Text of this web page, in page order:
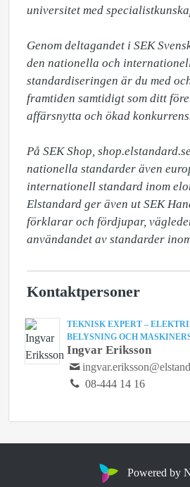
universitet med
Genom deltagandet i SEK
den nationella och
standardiseringen är du med
framtiden samtidigt som ditt
affärsnytta och ökad
På SEK Shop,
nationella standarder även
internationell standard inom
Elstandard ger även ut SEK
förklarar och fördjupar,
användandet av standarder
Kontaktpersoner
TEKNISK EXPERT –
BELYSNING OCH
Ingvar Eriksson
08-444 14 16
Powered by